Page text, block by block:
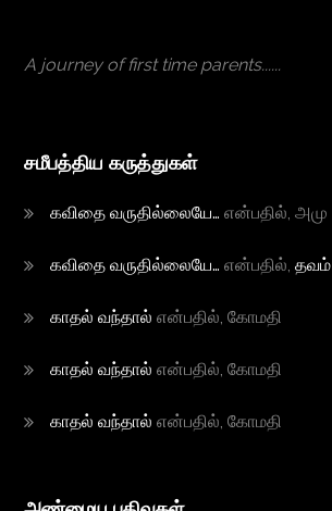
A journey of first time parents......
சமீபத்திய கருத்துகள்
க‌விதை வ‌ருதில்லையே… என்பதில்,அமு
க‌விதை வ‌ருதில்லையே… என்பதில்,த‌வ‌ம்
காதல் வந்தால் என்பதில்,கோம‌தி
காதல் வந்தால் என்பதில்,கோம‌தி
காதல் வந்தால் என்பதில்,கோம‌தி